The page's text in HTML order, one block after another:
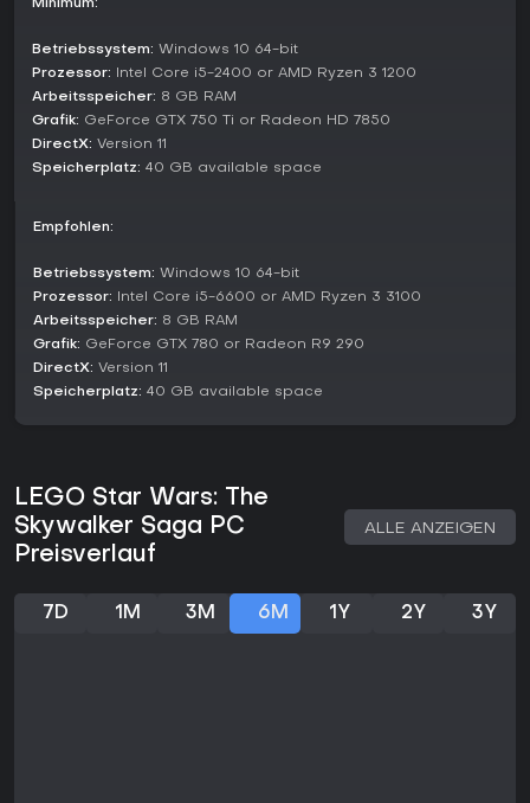
Tatooine bis Coruscant.
Skill-Upgrades mit gesammelten Kyber Bricks
Piloten von Fahrzeugen im All und auf dem Boden
Charakterwechsel für Umgebungs-Rätsel
Laut Spielerfeedback erreicht LEGO Star Wars: The
89 % Zustimmung aus über 37.000 Reviews (Stand 2026)
sowie 82 Punkten bei OpenCritic. Aktuelle Reviews liegen bei
85 % positiv. Perfekt für Fans entspannter Action-Adventures
mit Humor und Collectathon-Elementen, vor allem Star-Wars-
Begeisterte.
Kern bleibt hochwertig und inhaltlich vollgepackt. Ideal für
älteren LEGO-Titeln.
Minimum:
Betriebssystem: Windows 10 64-bit
Prozessor: Intel Core i5-2400 or AMD Ryzen 3 1200
Arbeitsspeicher: 8 GB RAM
Grafik: GeForce GTX 750 Ti or Radeon HD 7850
DirectX: Version 11
Speicherplatz: 40 GB available space
Empfohlen:
Betriebssystem: Windows 10 64-bit
Prozessor: Intel Core i5-6600 or AMD Ryzen 3 3100
Arbeitsspeicher: 8 GB RAM
Grafik: GeForce GTX 780 or Radeon R9 290
DirectX: Version 11
Speicherplatz: 40 GB available space
LEGO Star Wars: The
Skywalker Saga PC
Preisverlauf
ALLE ANZEIGEN
7D 1M 3M 6M 1Y 2Y 3Y